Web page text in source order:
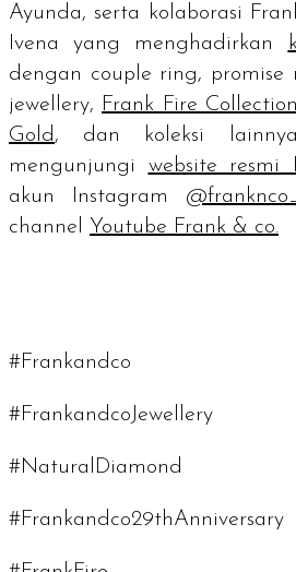
Ayunda, serta kolaborasi
Ivena yang menghadirkan
dengan couple ring, promise
jewellery, Frank Fire Collection
Gold , dan koleksi
mengunjungi website resmi
akun Instagram
channel Youtube Frank & co.
#Frankandco
#FrankandcoJewellery
#NaturalDiamond
#Frankandco29thAnniversary